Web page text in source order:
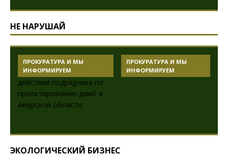
НЕ НАРУШАЙ
ПРОКУРАТУРА И МЫ
ИНФОРМИРУЕМ
ПРОКУРАТУРА И МЫ
ИНФОРМИРУЕМ
ЭКОЛОГИЧЕСКИЙ БИЗНЕС